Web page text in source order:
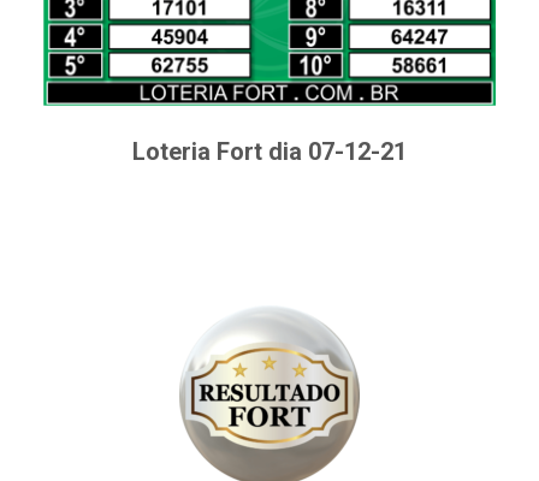
Loteria Fort dia 07-12-21